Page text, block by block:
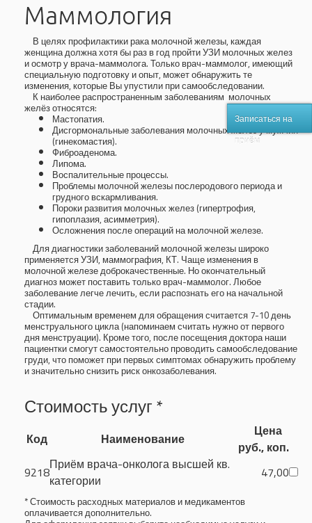
Маммология
В целях профилактики рака молочной железы, каждая
женщина должна хотя бы раз в год пройти УЗИ молочных желез
и осмотр у врача-маммолога. Только врач-маммолог, имеющий
специальную подготовку и опыт, может обнаружить те
изменения, которые Вы упустили при самообследовании.
К наиболее распространенным заболеваниям молочных
желёз относятся:
Мастопатия.
Дисгормональные заболевания молочных желез у мужчин
(гинекомастия).
Фиброаденома.
Липома.
Воспалительные процессы.
Проблемы молочной железы послеродового периода и
грудного вскармливания.
Пороки развития молочных желез (гипертрофия,
гипоплазия, асимметрия).
Осложнения после операций на молочной железе.
Для диагностики заболеваний молочной железы широко
применяется УЗИ, маммография, КТ. Чаще изменения в
молочной железе доброкачественные. Но окончательный
диагноз может поставить только врач-маммолог. Любое
заболевание легче лечить, если распознать его на начальной
стадии.
Оптимальным временем для обращения считается 7-10 день
менструального цикла (напоминаем считать нужно от первого
дня менструации). Кроме того, после посещения доктора наши
пациентки смогут самостоятельно проводить самообследование
груди, что поможет при первых симптомах обнаружить проблему
и значительно снизить риск онкозаболевания.
Стоимость услуг *
Код Наименование
Цена
руб., коп.
9218Приём врача-онколога высшей кв.
категории
47,00
* Стоимость расходных материалов и медикаментов
оплачивается дополнительно.
Записаться на
приём